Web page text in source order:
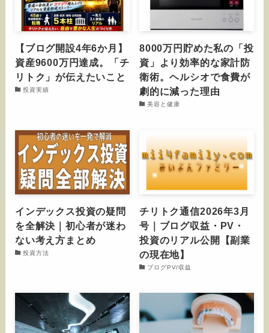
【ブログ開設4年6か月】
資産9600万円達成。「チ
リトク」が伝えたいこと
投資実績
8000万円貯めた私の「投
資」より効率的な家計防
衛術。ヘルシオで食費が
劇的に減った理由
美容と健康
インデックス投資の疑問
を全解決｜初心者が迷わ
ない考え方まとめ
投資方法
チリトク通信2026年3月
号｜ブログ収益・PV・
投資のリアル公開【副業
の現在地】
ブログPV/収益